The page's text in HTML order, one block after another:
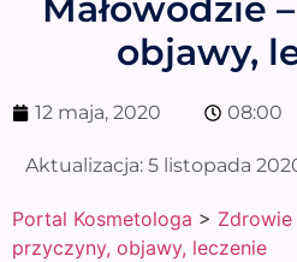
Małowodzie
objawy,
12 maja, 2020 08:00
Aktualizacja: 5 listopada
Portal Kosmetologa > Zdrowie
przyczyny, objawy, leczenie